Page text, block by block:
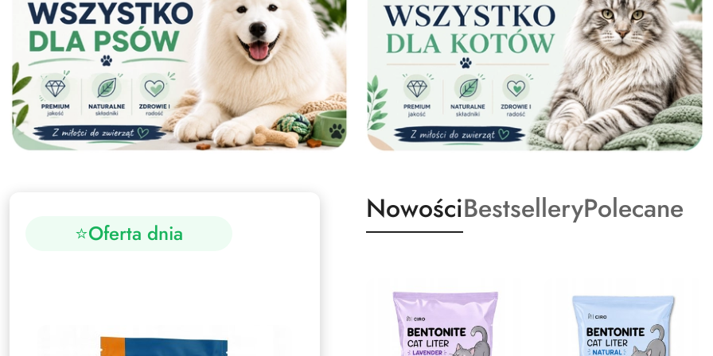
⭐Oferta dnia
NowościBestselleryPolecane